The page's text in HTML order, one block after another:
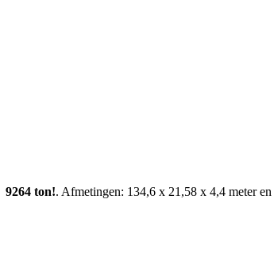
9264 ton!. Afmetingen: 134,6 x 21,58 x 4,4 meter